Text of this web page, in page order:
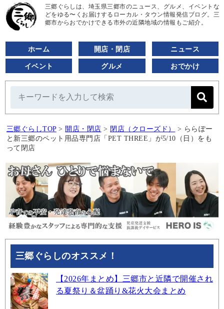
三郷ぐらしは、埼玉県三郷市のニュース、グルメ、イベントな
どをゆる〜くお届けするローカル・タウン情報発信ブログ。三
郷市からおでかけできる市外の近隣地域の情報もご紹介。
ホーム 開店・閉店 ニュース
イベント グルメ おでかけ
三郷ぐらしTOP > 開店・閉店 > 閉店（クローズド） > ららぽー
と新三郷のペット用品専門店「PET THREE」が5/10（日）をも
って閉店
三郷ぐらしのオススメ！
【2026年まとめ】三郷市と近隣で開催され
る夏祭り＆盆踊り&花火大会まとめ